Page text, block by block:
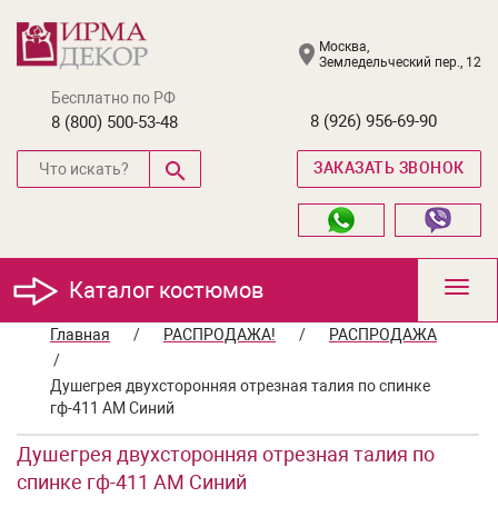
Москва,
Земледельческий пер., 12
Бесплатно по РФ
8 (800) 500-53-48 8 (926) 956-69-90
ЗАКАЗАТЬ ЗВОНОК
Каталог костюмов
Главная
/ РАСПРОДАЖА! /
РАСПРОДАЖА
/
Душегрея двухсторонняя отрезная талия по спинке
гф-411 АМ Синий
Душегрея двухсторонняя отрезная талия по
спинке гф-411 АМ Синий